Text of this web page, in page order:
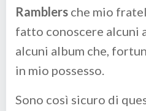
Ramblers che mio
fatto conoscere alcuni
alcuni album che,
in mio possesso.
Sono così sicuro di